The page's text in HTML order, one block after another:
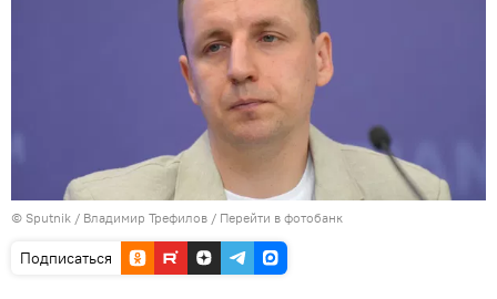
© Sputnik / Владимир Трефилов / Перейти в фотобанк
Подписаться